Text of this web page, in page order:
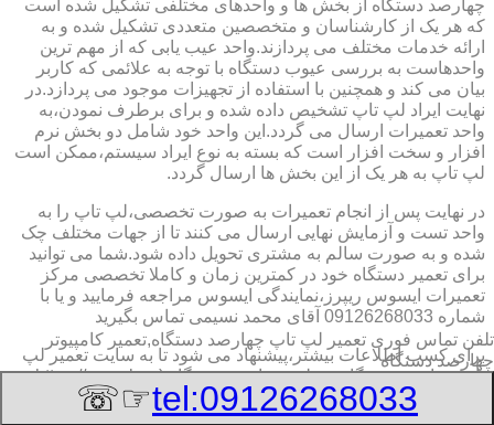
چهارصد دستگاه از بخش ها و واحدهای مختلفی تشکیل شده است
که هر یک از کارشناسان و متخصصین متعددی تشکیل شده و به
ارائه خدمات مختلف می پردازند.واحد عیب یابی که از مهم ترین
واحدهاست به بررسی عیوب دستگاه با توجه به علائمی که کاربر
بیان می کند و همچنین با استفاده از تجهیزات موجود می پردازد.در
نهایت ایراد لپ تاپ تشخیص داده شده و برای برطرف نمودن،به
واحد تعمیرات ارسال می گردد.این واحد خود شامل دو بخش نرم
افزار و سخت افزار است که بسته به نوع ایراد سیستم،ممکن است
لپ تاپ به هر یک از این بخش ها ارسال گردد.
در نهایت پس از انجام تعمیرات به صورت تخصصی،لپ تاپ را به
واحد تست و آزمایش نهایی ارسال می کنند تا از جهات مختلف چک
شده و به صورت سالم به مشتری تحویل داده شود.شما می توانید
برای تعمیر دستگاه خود در کمترین زمان و کاملا تخصصی مرکز
تعمیرات ایسوس ریپرز،نمایندگی ایسوس مراجعه فرمایید و یا با
شماره 09126268033 آقای محمد نسیمی تماس بگیرید
برای کسب اطلاعات بیشتر،پیشنهاد می شود تا به سایت تعمیر لپ
تاب چهارصد دستگاه،منطقه چهارصد دستگاه (https://www.lap-
repair.ir)مراجعه کنید و یا اینکه با شماره های ذکر شده در اول
مقاله،تماس بگیرید.
تلفن تماس فوری تعمیر لپ تاپ چهارصد دستگاه,تعمیر کامپیوتر
چهارصد دستگاه
tel:09126268033
☞☏